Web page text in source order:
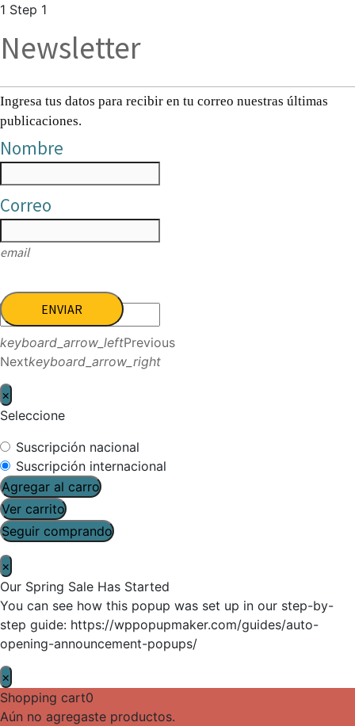
1 Step 1
Newsletter
Ingresa tus datos para recibir en tu correo nuestras últimas
publicaciones.
Nombre
Correo
email
ENVIAR
keyboard_arrow_leftPrevious
Nextkeyboard_arrow_right
×
Seleccione
Suscripción nacional
Suscripción internacional
Agregar al carro
Ver carrito
Seguir comprando
×
Our Spring Sale Has Started
You can see how this popup was set up in our step-by-
step guide: https://wppopupmaker.com/guides/auto-
opening-announcement-popups/
×
Shopping cart0
Aún no agregaste productos.